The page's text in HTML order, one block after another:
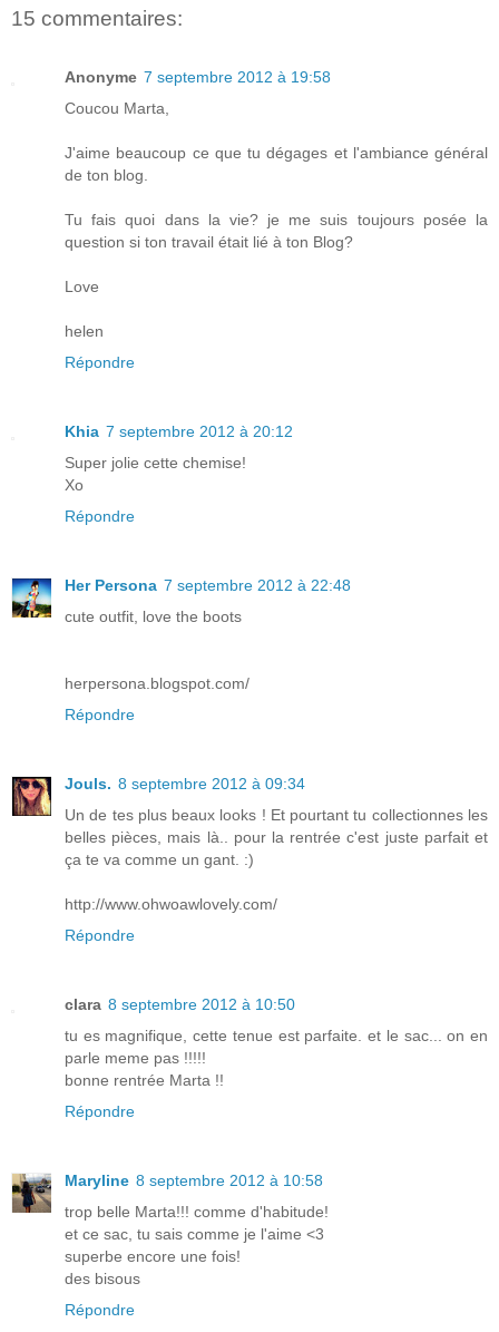
15 commentaires:
Anonyme 7 septembre 2012 à 19:58
Coucou Marta,
J'aime beaucoup ce que tu dégages et l'ambiance général
de ton blog.
Tu fais quoi dans la vie? je me suis toujours posée la
question si ton travail était lié à ton Blog?
Love
helen
Répondre
Khia 7 septembre 2012 à 20:12
Super jolie cette chemise!
Xo
Répondre
Her Persona 7 septembre 2012 à 22:48
cute outfit, love the boots
herpersona.blogspot.com/
Répondre
Jouls. 8 septembre 2012 à 09:34
Un de tes plus beaux looks ! Et pourtant tu collectionnes les
belles pièces, mais là.. pour la rentrée c'est juste parfait et
ça te va comme un gant. :)
http://www.ohwoawlovely.com/
Répondre
clara 8 septembre 2012 à 10:50
tu es magnifique, cette tenue est parfaite. et le sac... on en
parle meme pas !!!!!
bonne rentrée Marta !!
Répondre
Maryline 8 septembre 2012 à 10:58
trop belle Marta!!! comme d'habitude!
et ce sac, tu sais comme je l'aime <3
superbe encore une fois!
des bisous
Répondre